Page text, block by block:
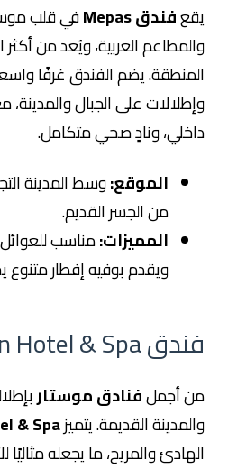
يقعفندق Mepas
في قلب
والمطاعم العربية، ويُعد من
المنطقة. يضم الفندق غرفًا
وإطلالات على الجبال
داخلي، ونادٍ صحي متكامل.
الموقع:وسط المدينة
من الجسر القديم.
المميزات:مناسب
ويقدم بوفيه إفطار
فندق Eden Hotel & Spa
من أجملفنادق موستار
والمدينة القديمة. يتميز& Spa
الهادئ والمريح، ما يجعله مثاليًا